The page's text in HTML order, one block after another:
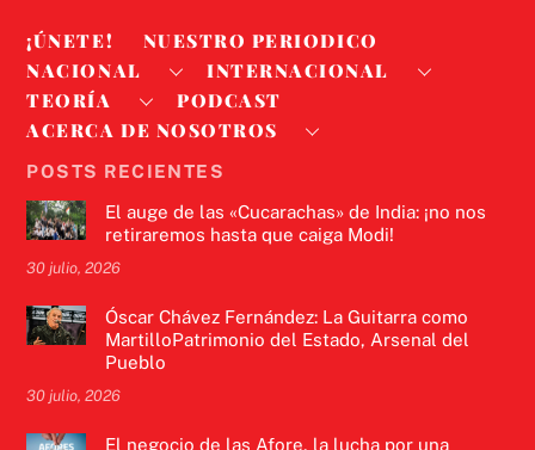
¡ÚNETE!
NUESTRO PERIODICO
NACIONAL
INTERNACIONAL
TEORÍA
PODCAST
ACERCA DE NOSOTROS
POSTS RECIENTES
El auge de las «Cucarachas» de India: ¡no nos
retiraremos hasta que caiga Modi!
30 julio, 2026
Óscar Chávez Fernández: La Guitarra como
MartilloPatrimonio del Estado, Arsenal del
Pueblo
30 julio, 2026
El negocio de las Afore, la lucha por una